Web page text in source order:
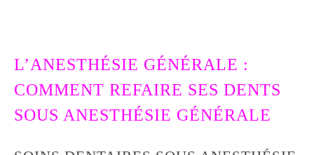
L’ANESTHÉSIE GÉNÉRALE :
COMMENT REFAIRE SES DENTS
SOUS ANESTHÉSIE GÉNÉRALE